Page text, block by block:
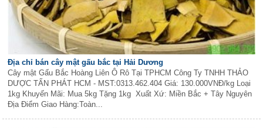
Địa chỉ bán cây mật gấu bắc tại Hải Dương
Cây mật Gấu Bắc Hoàng Liên Ô Rô Tại TPHCM Công Ty TNHH THẢO
DƯỢC TẤN PHÁT HCM - MST:0313.462.404 Giá: 130.000VNĐ/kg Loại
1kg Khuyến Mãi: Mua 5kg Tặng 1kg Xuất Xứ: Miền Bắc + Tây Nguyên
Địa Điểm Giao Hàng:Toàn...